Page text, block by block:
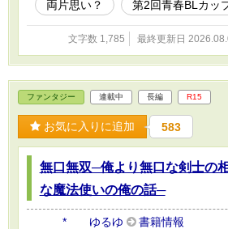
両片思い？
第2回青春BLカッ
文字数 1,785 最終更新日
ファンタジー 連載中 長編 R15
お気に入りに追加 583
無口無双─俺より無口な剣士の
な魔法使いの俺の話─
* ゆるゆ 書籍情報